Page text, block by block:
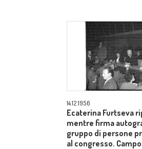
14.12.1956
Ecaterina Furtseva
mentre firma
gruppo di persone
al congresso.